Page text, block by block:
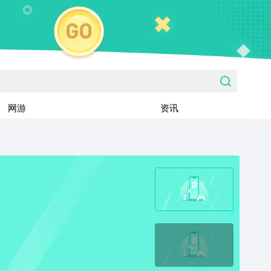
网游 资讯